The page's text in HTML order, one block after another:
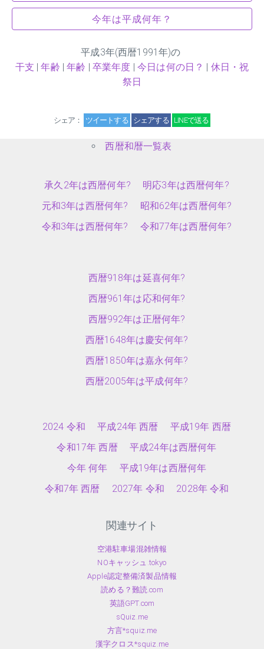
今年は平成何年？
平成3年(西暦1991年)の
干支 |年齢 |年齢 |卒業年度 |今日は何の日？ | 休日・祝
祭日
シェア： ツイートする シェアする LINEで送る
西暦和暦一覧表
承久2年は西暦何年?
明応3年は西暦何年?
元和3年は西暦何年?
昭和62年は西暦何年?
令和3年は西暦何年?
令和77年は西暦何年?
西暦918年は延喜何年?
西暦961年は応和何年?
西暦992年は正暦何年?
西暦1648年は慶安何年?
西暦1850年は嘉永何年?
西暦2005年は平成何年?
2024 令和 平成24年 西暦
平成19年 西暦
令和17年 西暦
平成24年は西暦何年
今年 何年
平成19年は西暦何年
令和7年 西暦
2027年 令和 2028年 令和
関連サイト
空港駐車場混雑情報
NOキャッシュ.tokyo
Apple認定整備済製品情報
読める？難読.com
英語GPT.com
sQuiz.me
方言*squiz.me
漢字クロス*squiz.me